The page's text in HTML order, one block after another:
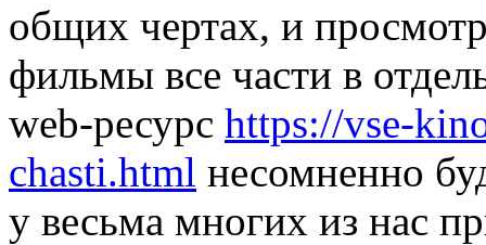
общих чертах, и
фильмы все части в
web-ресурс https://vse-
chasti.html несомненно
у весьма многих из нас